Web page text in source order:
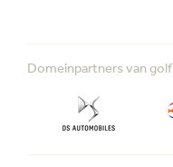
Domeinpartners van golf